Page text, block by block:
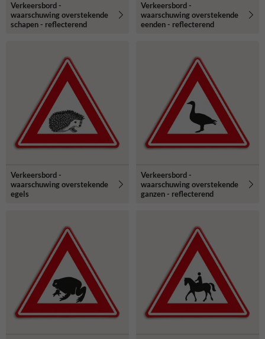
Verkeersbord -
waarschuwing overstekende
schapen - reflecterend
Verkeersbord -
waarschuwing overstekende
eenden - reflecterend
Verkeersbord -
waarschuwing overstekende
egels
Verkeersbord -
waarschuwing overstekende
ganzen - reflecterend